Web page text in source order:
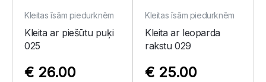
Kleitas īsām piedurknēm
Kleita ar piešūtu puķi
025
€ 26.00
Kleitas īsām piedurknēm
Kleita ar leoparda
rakstu 029
€ 25.00